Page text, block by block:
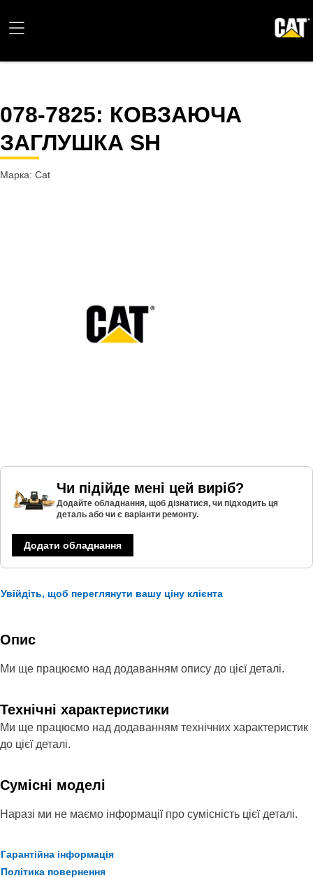
078-7825: КОВЗАЮЧА
ЗАГЛУШКА SH
Марка: Cat
Чи підійде мені цей виріб?
Додайте обладнання, щоб дізнатися, чи підходить ця
деталь або чи є варіанти ремонту.
Додати обладнання
Увійдіть, щоб переглянути вашу ціну клієнта
Опис
Ми ще працюємо над додаванням опису до цієї деталі.
Технічні характеристики
Ми ще працюємо над додаванням технічних характеристик
до цієї деталі.
Сумісні моделі
Наразі ми не маємо інформації про сумісність цієї деталі.
Гарантійна інформація
Політика повернення